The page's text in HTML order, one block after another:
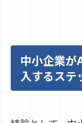
中小企業が
入するステ